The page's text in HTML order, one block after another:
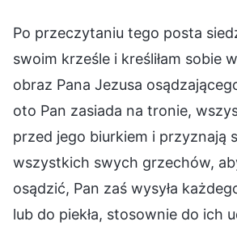
Po przeczytaniu tego posta
swoim krześle i kreśliłam sobie
obraz Pana Jezusa
oto Pan zasiada na tronie,
przed jego biurkiem i przyznają
wszystkich swych grzechów,
osądzić, Pan zaś wysyła
lub do piekła, stosownie do ich